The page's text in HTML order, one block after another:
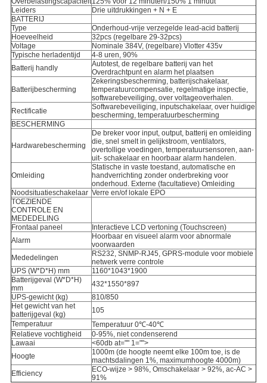
Leiders
Drie uitdrukkingen + N + E
BATTERIJ
Type
Onderhoud-vrije verzegelde lead-acid batterij
Hoeveelheid
32pcs (regelbare 29-32pcs)
Voltage
Nominale 384V, (regelbare) Vlotter 435v
Typische herladentijd
4-8 uren, 90%
Batterij handly
Autotest, de regelbare batterij van het
Overdrachtpunt en alarm het plaatsen
Batterijbescherming
Zekeringsbescherming, batterijschakelaar,
temperatuurcompensatie, regelmatige inspectie,
softwarebeveiliging, over voltageoverhalen.
Rectificatie
Softwarebeveiliging, inputschakelaar, over huidige
bescherming, temperatuurbescherming
BESCHERMING
Hardwarebescherming
De breker voor input, output, batterij en omleiding
die, snel smelt in gelijkstroom, ventilators,
overtollige voedingen, temperatuursensoren, aan-
uit- schakelaar en hoorbaar alarm handelen.
Omleiding
Statische in vaste toestand, automatische en
handverrichting zonder onderbreking voor
onderhoud. Externe (facultatieve) Omleiding
Noodsituatieschakelaar Verre en/of lokale EPO
TOEZIENDE
CONTROLE EN
MEDEDELING
Frontaal paneel
Interactieve LCD vertoning (Touchscreen)
Alarm
Hoorbaar en visueel alarm voor abnormale
voorwaarden
Mededelingen
RS232, SNMP-RJ45, GPRS-module voor mobiele
netwerk verre controle
UPS (W*D*H) mm
1160*1043*1900
Batterijgeval (W*D*H)
mm
432*1550*897
UPS-gewicht (kg)
810/850
Het gewicht van het
batterijgeval (kg)
105
Temperatuur
Temperatuur 0℃-40℃
Relatieve vochtigheid
0-95%, niet condenserend
Lawaai
<60db at="" 1="">
Hoogte
1000m (de hoogte neemt elke 100m toe, is de
machtsdalingen 1%, maximumhoogte 4000m)
Efficiency
ECO-wijze > 98%, Omschakelaar > 92%, ac-AC >
91%